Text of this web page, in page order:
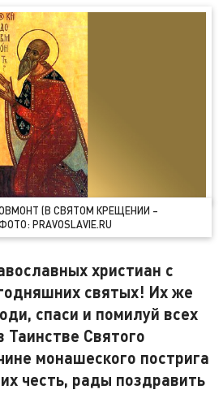
(В СВЯТОМ КРЕЩЕНИИ –
PRAVOSLAVIE.RU
христиан с
святых! Их же
спаси и помилуй всех
Таинстве Святого
монашеского пострига
честь, рады поздравить